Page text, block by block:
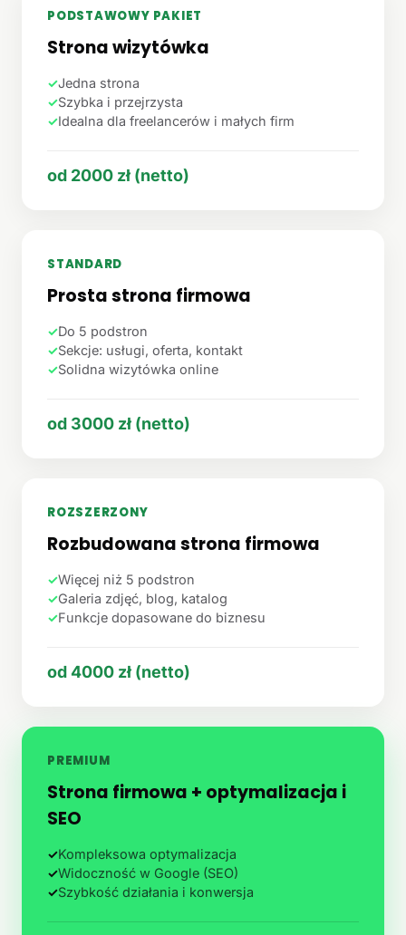
PODSTAWOWY PAKIET
Strona wizytówka
✓Jedna strona
✓Szybka i przejrzysta
✓Idealna dla freelancerów i małych firm
od 2000 zł (netto)
STANDARD
Prosta strona firmowa
✓Do 5 podstron
✓Sekcje: usługi, oferta, kontakt
✓Solidna wizytówka online
od 3000 zł (netto)
ROZSZERZONY
Rozbudowana strona firmowa
✓Więcej niż 5 podstron
✓Galeria zdjęć, blog, katalog
✓Funkcje dopasowane do biznesu
od 4000 zł (netto)
PREMIUM
Strona firmowa + optymalizacja i
SEO
✓Kompleksowa optymalizacja
✓Widoczność w Google (SEO)
✓Szybkość działania i konwersja